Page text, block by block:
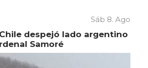
Sáb 8. Ago
despejó lado argentino
Samoré